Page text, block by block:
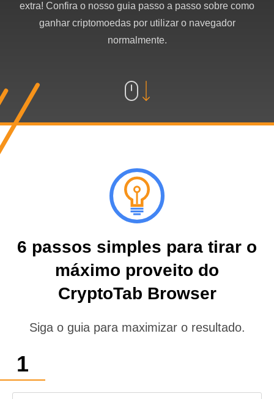
extra! Confira o nosso guia passo a passo sobre como
ganhar criptomoedas por utilizar o navegador
normalmente.
6 passos simples para tirar o
máximo proveito do
CryptoTab Browser
Siga o guia para maximizar o resultado.